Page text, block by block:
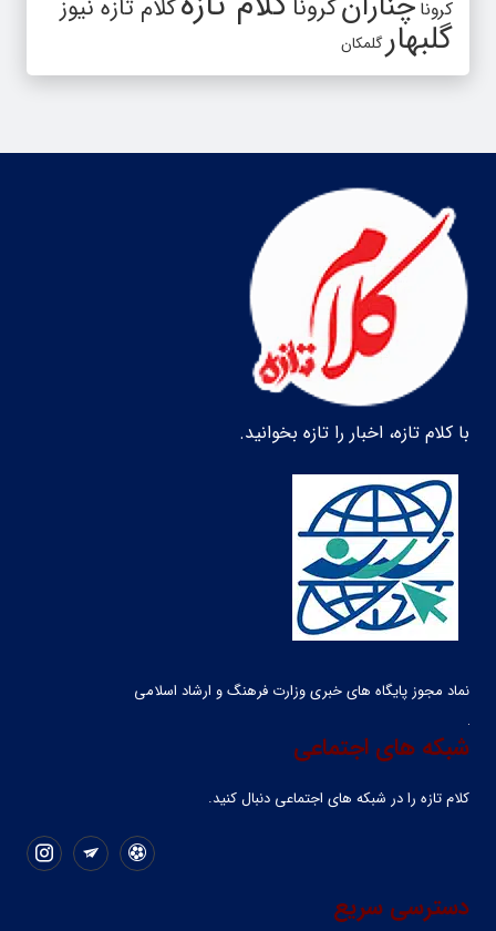
کرونا
کرونا کلام تازه نیوز
گلبهارگلمکان
با کلام تازه، اخبار را تازه بخوانید.
نماد مجوز پایگاه های خبری وزارت فرهنگ و ارشاد اسلامی
شبکه های اجتماعی
کلام تازه را در شبکه ‌های اجتماعی دنبال کنید.
دسترسی سریع